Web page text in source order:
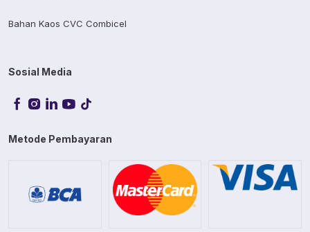
Bahan Kaos CVC Combicel
Sosial Media
Metode Pembayaran